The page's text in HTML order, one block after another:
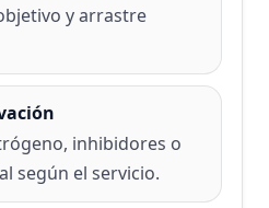
y arrastre
inhibidores o
según el servicio.